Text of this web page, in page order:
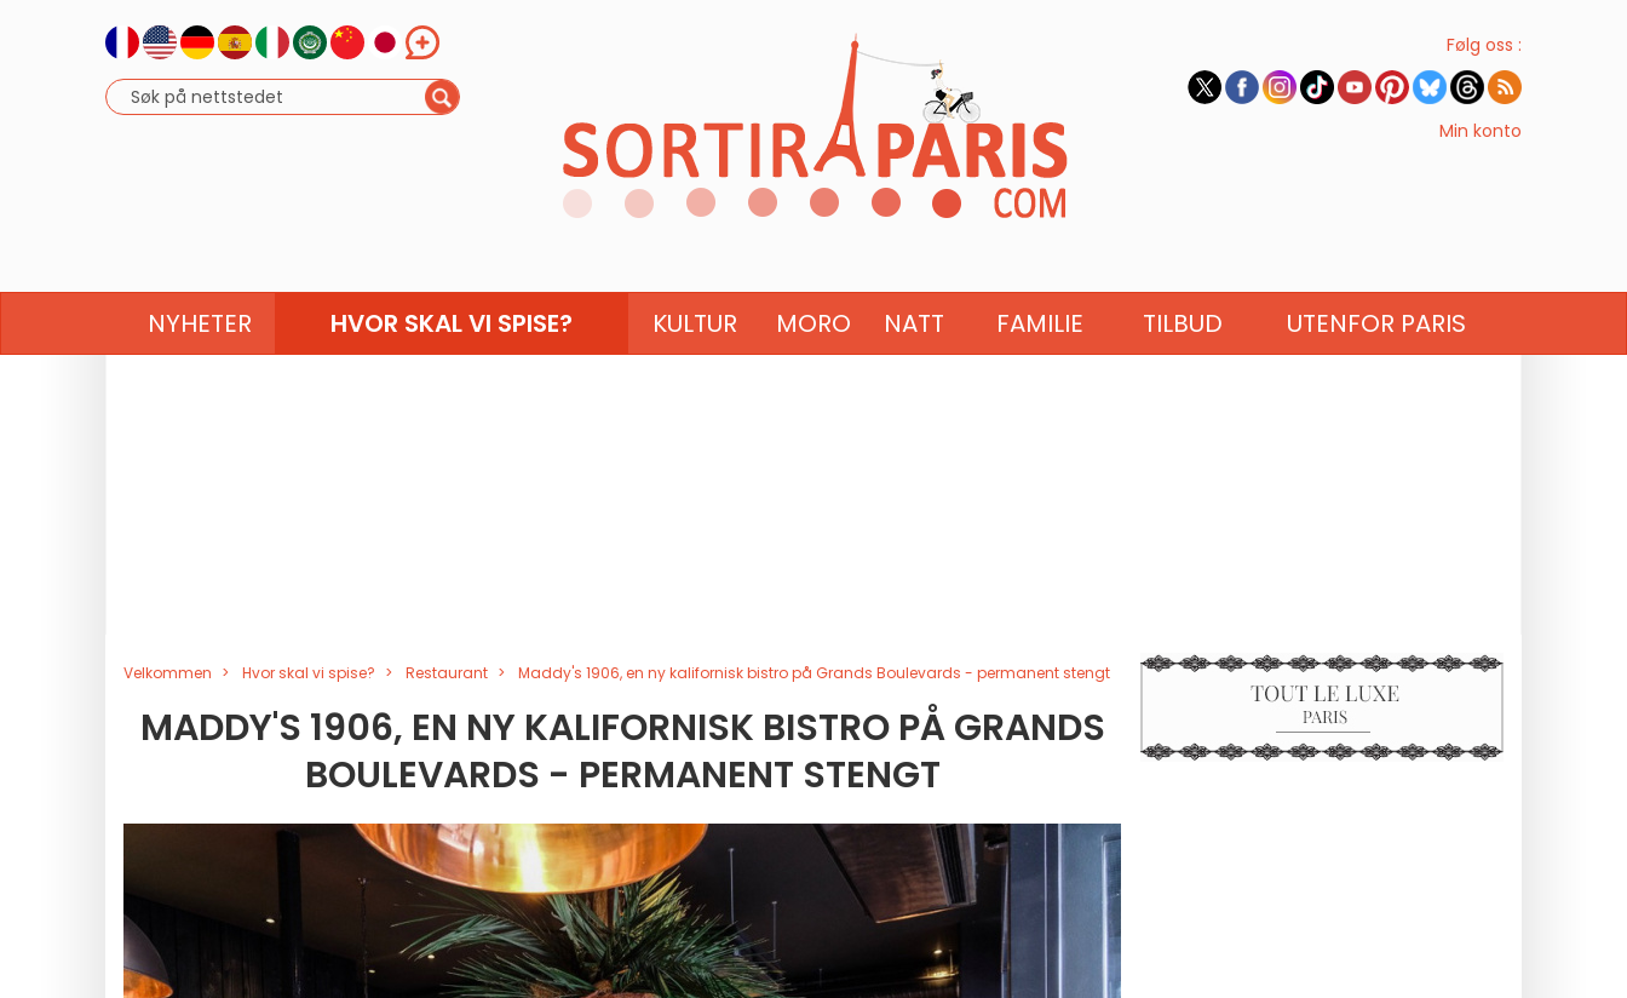
Følg oss :
Min konto
NYHETER HVOR SKAL VI SPISE? KULTUR MORO NATT FAMILIE TILBUD UTENFOR PARIS
Velkommen Hvor skal vi spise? Restaurant Maddy's 1906, en ny kalifornisk bistro på Grands Boulevards - permanent stengt
MADDY'S 1906, EN NY KALIFORNISK BISTRO PÅ GRANDS
BOULEVARDS - PERMANENT STENGT